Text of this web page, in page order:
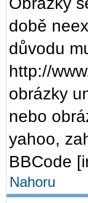
době
důvodu
http://
obrázky
nebo
yahoo,
BBCode
Nahoru